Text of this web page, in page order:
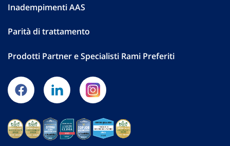
Inadempimenti AAS
Parità di trattamento
Prodotti Partner e Specialisti Rami Preferiti